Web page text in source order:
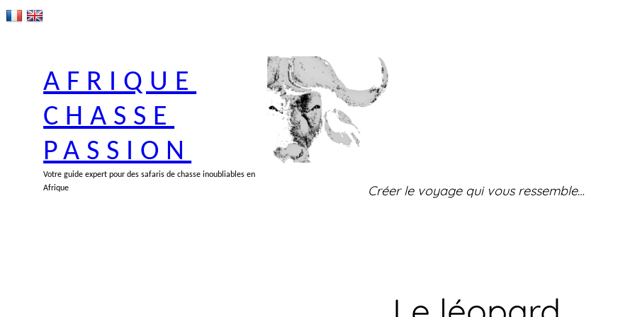
Aller
AFRIQUE
CHASSE
PASSION
Votre guide expert pour des safaris de chasse inoubliables en
Afrique
Créer le voyage qui vous ressemble…